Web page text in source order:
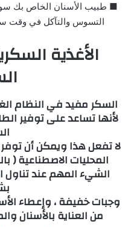
■ طبيب الأسنان الخاص بك
التسوس والتآكل في وقت
الأغذية
السكر مفيد في النظام
لأنها تساعد على توفير
لا تفعل هذا ويمكن أن
المحليات الاصطناعية (
الشيء المهم عند تناول
وجبات خفيفة ، وإعطاء
من العناية بالأسنان